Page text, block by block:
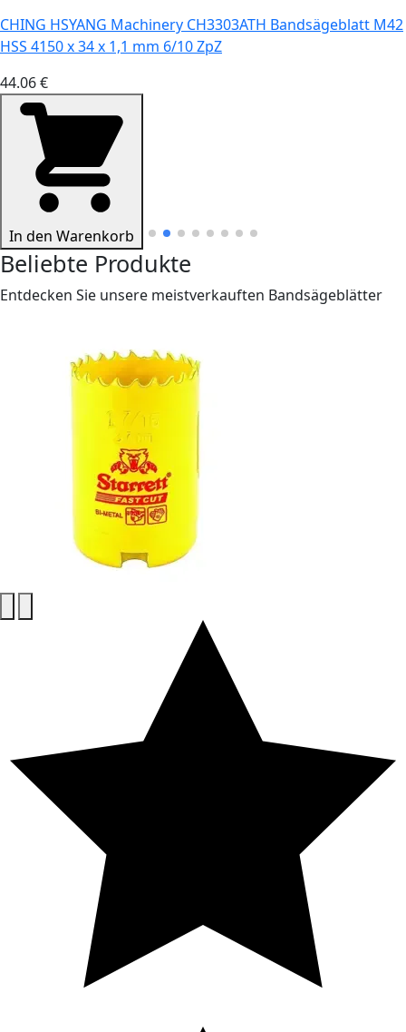
CHING HSYANG Machinery CH3303ATH Bandsägeblatt M42
HSS 4150 x 34 x 1,1 mm 6/10 ZpZ
44.06 €
In den Warenkorb
Beliebte Produkte
Entdecken Sie unsere meistverkauften Bandsägeblätter